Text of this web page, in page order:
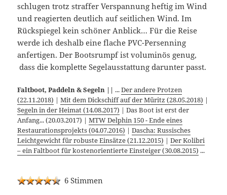
schlugen trotz straffer Verspannung heftig im Wind
und reagierten deutlich auf seitlichen Wind. Im
Rückspiegel kein schöner Anblick… Für die Reise
werde ich deshalb eine flache PVC-Persenning
anfertigen. Der Bootsrumpf ist voluminös genug,
dass die komplette Segelausstattung darunter passt.
Faltboot, Paddeln & Segeln || ...Der andere Protzen
(22.11.2018) |Mit dem Dickschiff auf der Müritz (28.05.2018) |
Segeln in der Heimat (14.08.2017) | Das Boot ist erst der
Anfang... (20.03.2017) |MTW Delphin 150 - Ende eines
Restaurationsprojekts (04.07.2016) |Dascha: Russisches
Leichtgewicht für robuste Einsätze (21.12.2015) |Der Kolibri
– ein Faltboot für kostenorientierte Einsteiger (30.08.2015) ...
6 Stimmen